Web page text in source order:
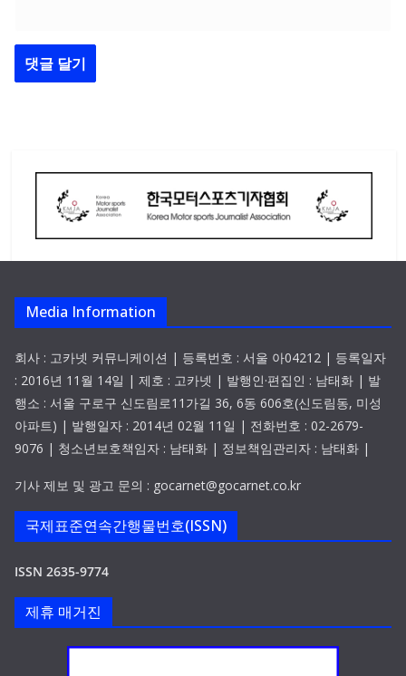
Media Information
회사 : 고카넷 커뮤니케이션 | 등록번호 : 서울 아04212 | 등록일자
: 2016년 11월 14일 | 제호 : 고카넷 | 발행인·편집인 : 남태화 | 발
행소 : 서울 구로구 신도림로11가길 36, 6동 606호(신도림동, 미성
아파트) | 발행일자 : 2014년 02월 11일 | 전화번호 : 02-2679-
9076 | 청소년보호책임자 : 남태화 | 정보책임관리자 : 남태화 |
기사 제보 및 광고 문의 : gocarnet@gocarnet.co.kr
국제표준연속간행물번호(ISSN)
ISSN 2635-9774
제휴 매거진